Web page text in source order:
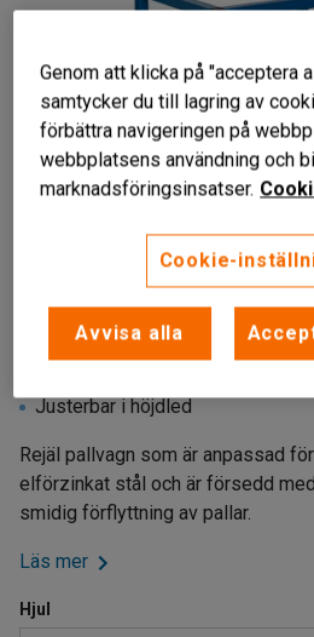
För halvpallar
Justerbar i höjdled
Rejäl pallvagn som är anpassad
elförzinkat stål och är försedd
smidig förflyttning av pallar.
Läs mer
Hjul
Genom att klicka på "acceptera
samtycker du till lagring av
förbättra navigeringen på
webbplatsens användning och
marknadsföringsinsatser.
Cookie-
Avvisa alla